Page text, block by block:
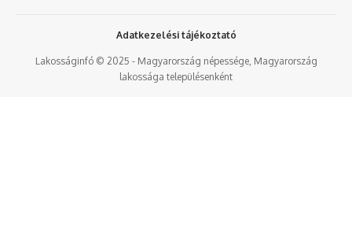
Lakosságinfó © 2025 - Magyarország népessége, Magyarország
lakossága településenként
Adatkezelési tájékoztató